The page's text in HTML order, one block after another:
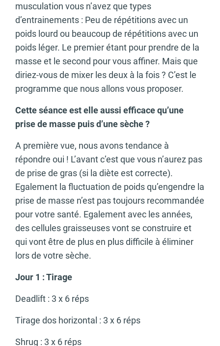
musculation vous n’avez que types
d’entrainements : Peu de répétitions avec un
poids lourd ou beaucoup de répétitions avec un
poids léger. Le premier étant pour prendre de la
masse et le second pour vous affiner. Mais que
diriez-vous de mixer les deux à la fois ? C’est le
programme que nous allons vous proposer.
Cette séance est elle aussi efficace qu’une
prise de masse puis d’une sèche ?
A première vue, nous avons tendance à
répondre oui ! L’avant c’est que vous n’aurez pas
de prise de gras (si la diète est correcte).
Egalement la fluctuation de poids qu’engendre la
prise de masse n’est pas toujours recommandée
pour votre santé. Egalement avec les années,
des cellules graisseuses vont se construire et
qui vont être de plus en plus difficile à éliminer
lors de votre sèche.
Jour 1 : Tirage
Deadlift : 3 x 6 réps
Tirage dos horizontal : 3 x 6 réps
Shrug : 3 x 6 réps